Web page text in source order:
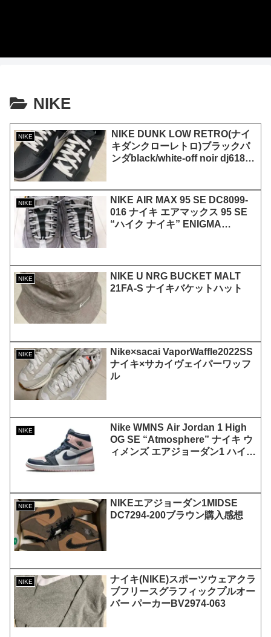
NIKE
NIKE
NIKE DUNK LOW RETRO(ナイ
キダンクローレトロ)ブラックパ
ンダblack/white-off noir dj6188-
NIKE
NIKE AIR MAX 95 SE DC8099-
016 ナイキ エアマックス 95 SE
“ハイク ナイキ” ENIGMA
NIKE
NIKE U NRG BUCKET MALT
21FA-S ナイキバケットハット
NIKE
Nike×sacai VaporWaffle2022SS
ナイキ×サカイヴェイパーワッフ
ル
NIKE
Nike WMNS Air Jordan 1 High
OG SE “Atmosphere” ナイキ ウ
ィメンズ エアジョーダン1 ハイ
NIKE
NIKEエアジョーダン1MIDSE
DC7294-200ブラウン購入感想
NIKE
ナイキ(NIKE)スポーツウェアクラ
ブフリースグラフィックプルオー
バー パーカーBV2974-063